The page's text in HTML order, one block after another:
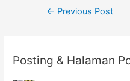
w
Post
← Previous Post
Posting & Halaman